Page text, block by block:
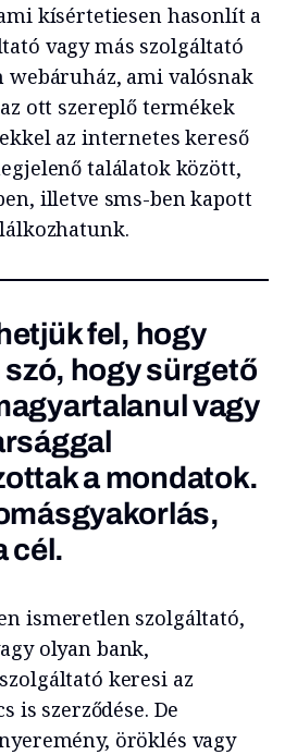
kísértetiesen hasonlít a
vagy más szolgáltató
webáruház, ami valósnak
ott szereplő termékek
az internetes kereső
találatok között,
illetve sms-ben kapott
fel, hogy
hogy sürgető
vagy
a mondatok.
cél.
ismeretlen szolgáltató,
olyan bank,
keresi az
is szerződése. De
öröklés vagy